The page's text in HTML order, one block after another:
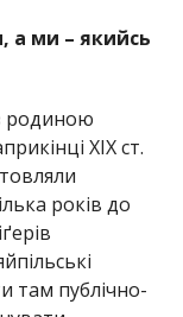
а ми – якийсь
родиною
ХІХ ст.
років до
там публічно-